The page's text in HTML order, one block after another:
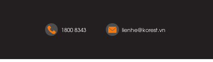
1800 8343 lienhe@korest.vn